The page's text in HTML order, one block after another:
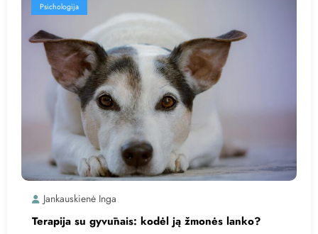
Psichologija
Jankauskienė Inga
Terapija su gyvūnais: kodėl ją žmonės lanko?